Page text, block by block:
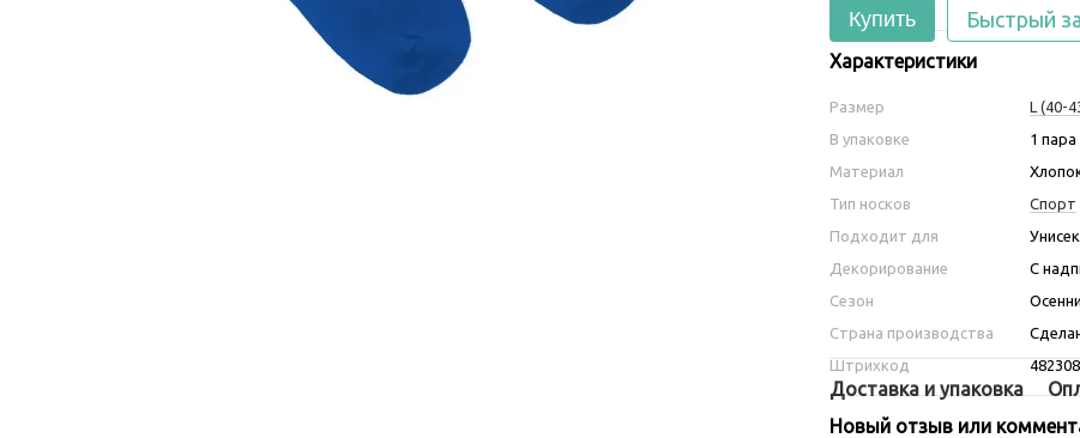
Купить Быстрый
Характеристики
Размер
L (40-
В упаковке
1 пара
Материал
Тип носков
Спорт
Подходит для
Декорирование
С
Сезон
Страна производства
Штрихкод
Доставка и упаковка
Новый отзыв или